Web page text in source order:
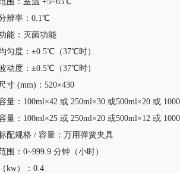
辨率： 0.1℃
能：灭菌功能
匀度： ±0.5℃（37℃时）
动度： ±0.5℃（37℃时）
寸 (mm)：520×430
量： 100ml×42 或 250ml×30 或500ml×20 或
量： 100ml×25 或 250ml×20 或500ml×12 或
配规格 / 容量：万用弹簧夹具
围： 0~999.9 分钟（小时）
kw）：0.4